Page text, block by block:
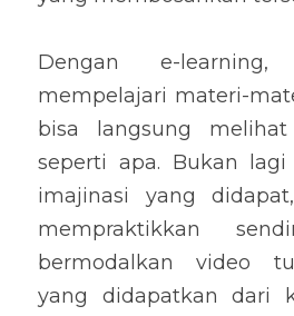
Dengan e-
mempelajari materi-
bisa langsung
seperti apa. Bukan
imajinasi yang
mempraktikkan
bermodalkan video
yang didapatkan dari